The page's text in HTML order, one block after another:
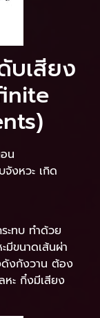
บเสียง
น
งหวะ เกิด
ะทบ ทำด้วย
มีขนาดเส้นผ่า
ดังกังวาน ต้อง
หะ กิ๋งมีเสียง